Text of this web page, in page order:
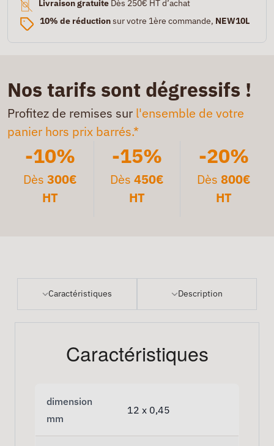
Livraison gratuite Dès 250€ HT d’achat
10% de réductionsur votre 1ère commande, NEW10L
Nos tarifs sont dégressifs !
Profitez de remises sur l'ensemble de votre
panier hors prix barrés.*
-10%
Dès300€
HT
-15%
Dès 450€
HT
-20%
Dès 800€
HT
Caractéristiques Description
Caractéristiques
dimension
mm
12 x 0,45